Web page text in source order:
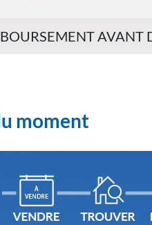
AVANT
moment